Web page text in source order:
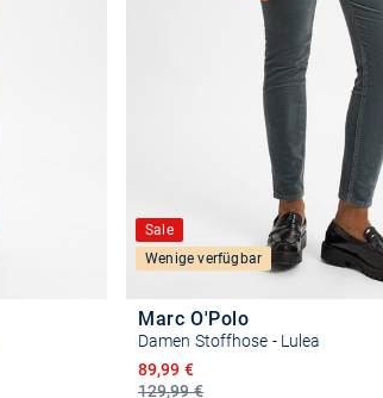
Sale
Wenige verfügbar
Marc O'Polo
Damen Stoffhose - Lulea
129,99 €
Ermäßigter Preis
89,99 €